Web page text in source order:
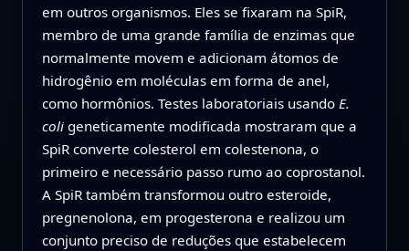
em outros organismos. Eles se fixaram na SpiR,
membro de uma grande família de enzimas que
normalmente movem e adicionam átomos de
hidrogênio em moléculas em forma de anel,
como hormônios. Testes laboratoriais usando E.
coligeneticamente modificada mostraram que a
SpiR converte colesterol em colestenona, o
primeiro e necessário passo rumo ao coprostanol.
A SpiR também transformou outro esteroide,
pregnenolona, em progesterona e realizou um
conjunto preciso de reduções que estabelecem